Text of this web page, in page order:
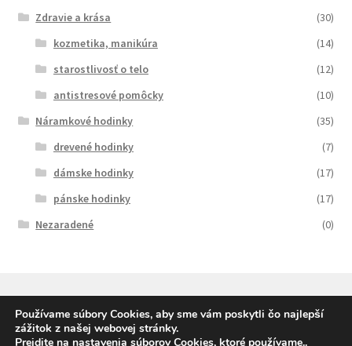
Zdravie a krása
(30)
kozmetika, manikúra
(14)
starostlivosť o telo
(12)
antistresové pomôcky
(10)
Náramkové hodinky
(35)
drevené hodinky
(7)
dámske hodinky
(17)
pánske hodinky
(17)
Nezaradené
(0)
© SqueleDarceky.sk 2026
Používame súbory Cookies, aby sme vám poskytli čo najlepší
zážitok z našej webovej stránky.
Prejdite na nastavenia súborov Cookies, ktoré používame..